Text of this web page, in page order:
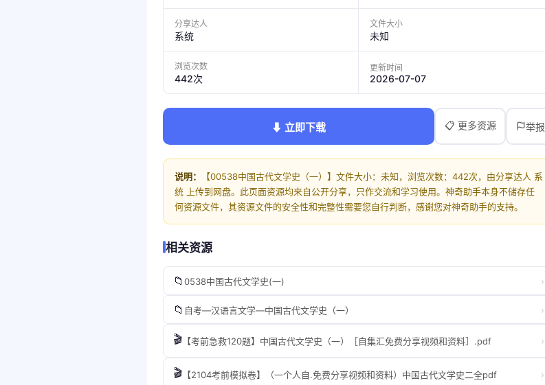
分享达人
系统
文件大小
未知
浏览次数
442次
更新时间
2026-07-07
⬇ 立即下载 📋 更多资源 举报
说明：
【00538中国古代文学史（一）】文件大小：未知，浏览次数：442次，由分享达人 系
统 上传到网盘。此页面资源均来自公开分享，只作交流和学习使用。神奇助手本身不储存任
何资源文件，其资源文件的安全性和完整性需要您自行判断，感谢您对神奇助手的支持。
相关资源
📁 0538中国古代文学史(一) ›
📁 自考—汉语言文学—中国古代文学史（一） ›
🎬 【考前急救120题】中国古代文学史（一）［自集汇免费分享视频和资料］.pdf ›
🎬 【2104考前模拟卷】（一个人自.免费分享视频和资料）中国古代文学史二全pdf ›